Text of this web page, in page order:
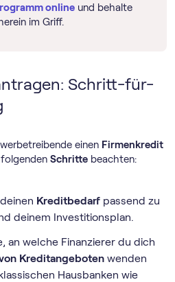
online und behalte
im Griff.
Schritt-für-
einen Firmenkredit
Schritte beachten:
Kreditbedarf passend zu
deinem Investitionsplan.
an welche Finanzierer du dich
Kreditangeboten wenden
Hausbanken wie